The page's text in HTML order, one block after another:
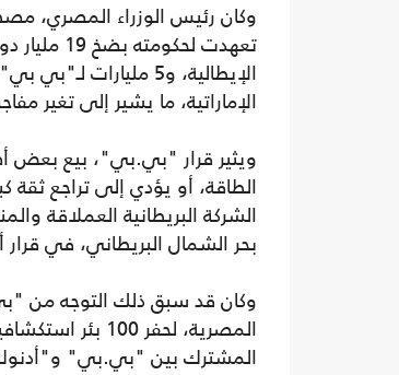
الإماراتية، ما يشير إلى تغير
ويثير قرار "بي.بي"، بيع بعض
الطاقة، أو يؤدي إلى تراجع
الشركة البريطانية العملاقة
بحر الشمال البريطاني، في
المشترك بين "بي.بي"